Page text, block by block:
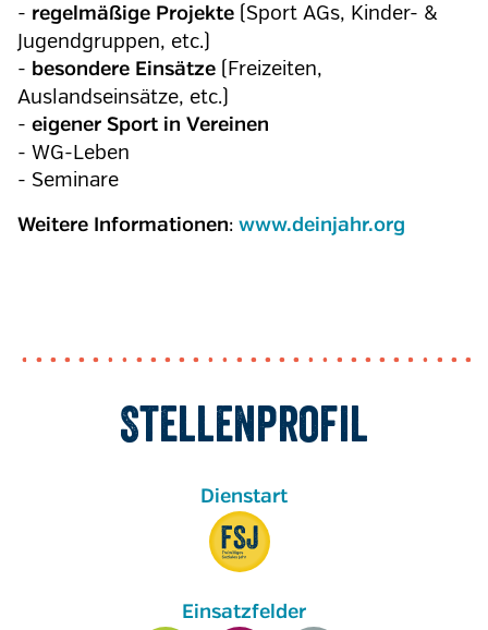
- regelmäßige Projekte (Sport AGs, Kinder- &
Jugendgruppen, etc.)
- besondere Einsätze (Freizeiten,
Auslandseinsätze, etc.)
- eigener Sport in Vereinen
- WG-Leben
- Seminare
Weitere Informationen: www.deinjahr.org
Stellenprofil